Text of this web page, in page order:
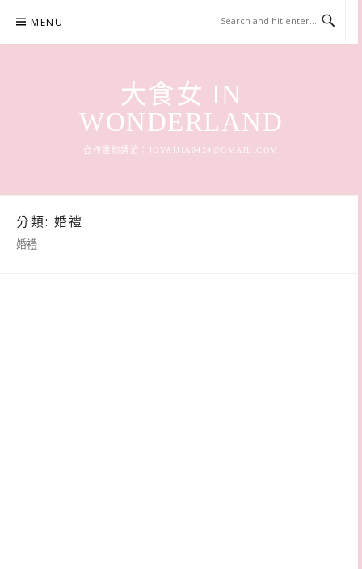
content
MENU
大食女 IN
WONDERLAND
合作邀約請洽： JOYAIJIA0424@GMAIL.COM
分類: 婚禮
婚禮